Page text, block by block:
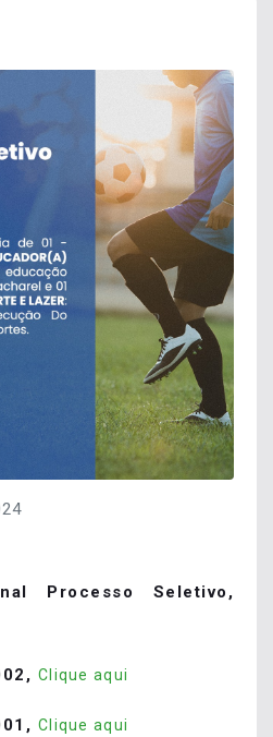
Processo Seletivo,
Clique aqui
Clique aqui